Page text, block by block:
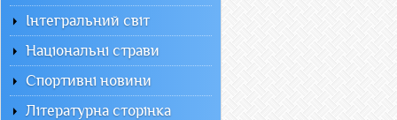
Інтегральний світ
Національні страви
Спортивні новини
Літературна сторінка